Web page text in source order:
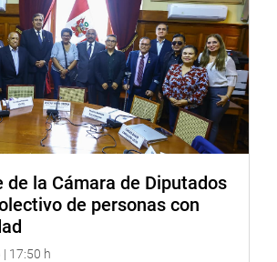
construcción, y mantenimiento de las
Proyecto Especial Chavimochic – III
16-05-18
información en nuestra página web
congresodelarepublicadelperu?
twitter.com/congresoperu
s5t7XN
de la Cámara de Diputados
de personas con
17:50 h